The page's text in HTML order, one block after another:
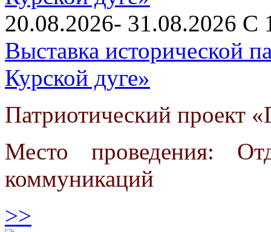
20.08.2026- 31.08.2026 С
Выставка исторической
Курской дуге»
Патриотический проект
Место проведения:
коммуникаций
>>